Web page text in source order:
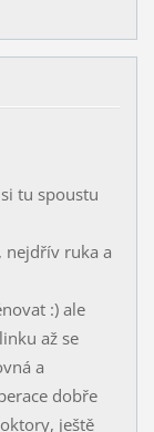
tu spoustu
nejdřív ruka a
:) ale
až se
a
dobře
ještě